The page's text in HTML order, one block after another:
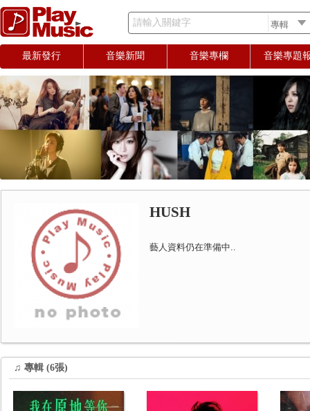
請輸入關鍵字
最新發行 音樂新聞 音樂專欄 音樂專題
HUSH
藝人資料仍在準備中..
♫ 專輯 (6張)